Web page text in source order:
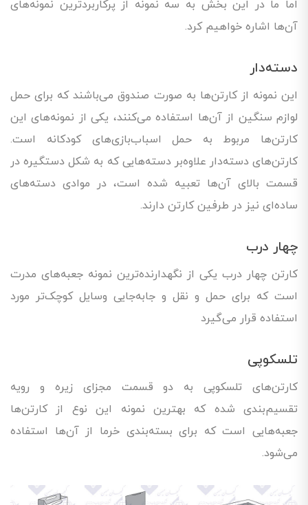
اما ما در این بخش به سه نمونه از پرکاربردترین نمونه‌های
آن‌ها اشاره خواهیم کرد.
دسته‌دار
این نمونه از کارتن‌ها به صورت صندوق می‌باشند که برای حمل
لوازم سنگین از آن‌ها استفاده می‌کنند، یکی از نمونه‌های این
کارتن‌ها مربوط به حمل اسباب‌بازی‌های کودکانه است.
کارتن‌های دسته‌دار علاوه‌بر دسته‌هایی که به شکل دستگیره در
قسمت بالای آن‌ها تعبیه شده است، در موادی دسته‌های
ساده‌ای نیز در طرفین کارتن دارند.
چهار درب
کارتن چهار درب یکی از نگهدارنده‌ترین نمونه‌ جعبه‌های مدرت
است که برای حمل و نقل و جابه‌جایی وسایل کوچک‌تر مورد
استفاده قرار می‌گیرد
تلسکوپی
کارتن‌های تلسکوپی به دو قسمت مجزای زیره و رویه
تقسیم‌بندی شده که بهترین نمونه این نوع از کارتن‌ها
جعبه‌هایی است که برای بسته‌بندی خرما از آن‌ها استفاده
می‌شود.